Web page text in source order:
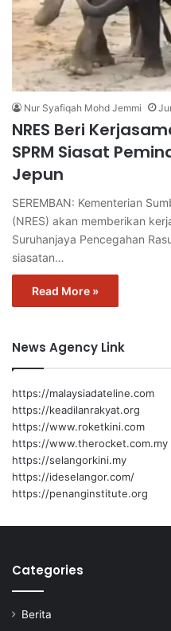
Nur Syafiqah Mohd Jemmi
NRES Beri
SPRM Siasat
Jepun
SEREMBAN: Kementerian
(NRES) akan memberikan
Suruhanjaya Pencegahan
siasatan…
Read More »
News Agency Link
https://malaysiadateline.com
https://keadilanrakyat.org
https://www.roketkini.com
https://www.therocket.com.my
https://selangorkini.my
https://ideselangor.com/
https://penanginstitute.org
Categories
Berita